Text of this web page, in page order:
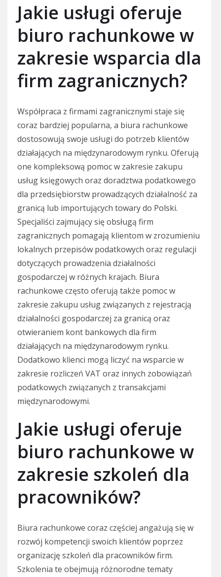
Jakie usługi oferuje
biuro rachunkowe w
zakresie wsparcia dla
firm zagranicznych?
Współpraca z firmami zagranicznymi staje się
coraz bardziej popularna, a biura rachunkowe
dostosowują swoje usługi do potrzeb klientów
działających na międzynarodowym rynku. Oferują
one kompleksową pomoc w zakresie zakupu
usług księgowych oraz doradztwa podatkowego
dla przedsiębiorstw prowadzących działalność za
granicą lub importujących towary do Polski.
Specjaliści zajmujący się obsługą firm
zagranicznych pomagają klientom w zrozumieniu
lokalnych przepisów podatkowych oraz regulacji
dotyczących prowadzenia działalności
gospodarczej w różnych krajach. Biura
rachunkowe często oferują także pomoc w
zakresie zakupu usług związanych z rejestracją
działalności gospodarczej za granicą oraz
otwieraniem kont bankowych dla firm
działających na międzynarodowym rynku.
Dodatkowo klienci mogą liczyć na wsparcie w
zakresie rozliczeń VAT oraz innych zobowiązań
podatkowych związanych z transakcjami
międzynarodowymi.
Jakie usługi oferuje
biuro rachunkowe w
zakresie szkoleń dla
pracowników?
Biura rachunkowe coraz częściej angażują się w
rozwój kompetencji swoich klientów poprzez
organizację szkoleń dla pracowników firm.
Szkolenia te obejmują różnorodne tematy